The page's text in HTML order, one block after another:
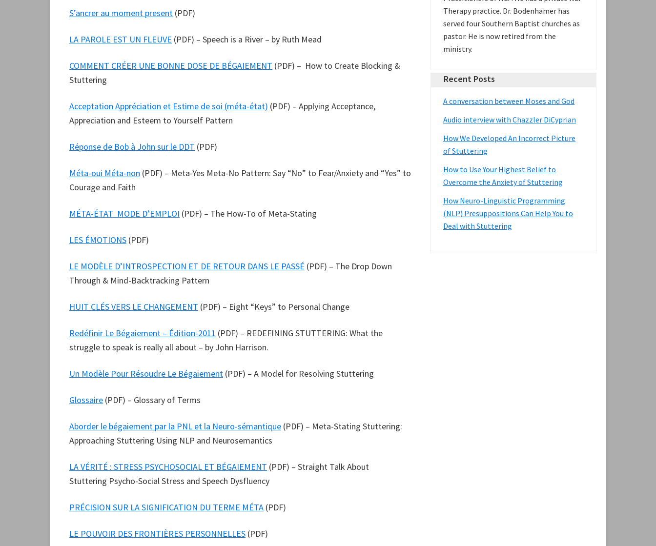
S’ancrer au moment present (PDF)
LA PAROLE EST UN FLEUVE (PDF) – Speech is a River – by Ruth Mead
COMMENT CRÉER UNE BONNE DOSE DE BÉGAIEMENT (PDF) – How to Create Blocking &
Stuttering
Acceptation Appréciation et Estime de soi (méta-état) (PDF) – Applying Acceptance,
Appreciation and Esteem to Yourself Pattern
Réponse de Bob à John sur le DDT (PDF)
Méta-oui Méta-non (PDF) – Meta-Yes Meta-No Pattern: Say “No” to Fear/Anxiety and “Yes” to
Courage and Faith
MÉTA-ÉTAT MODE D’EMPLOI (PDF) – The How-To of Meta-Stating
LES ÉMOTIONS (PDF)
LE MODÈLE D’INTROSPECTION ET DE RETOUR DANS LE PASSÉ (PDF) – The Drop Down
Through & Mind-Backtracking Pattern
HUIT CLÉS VERS LE CHANGEMENT (PDF) – Eight “Keys” to Personal Change
Redéfinir Le Bégaiement – Édition-2011 (PDF) – REDEFINING STUTTERING: What the
struggle to speak is really all about – by John Harrison.
Un Modèle Pour Résoudre Le Bégaiement (PDF) – A Model for Resolving Stuttering
Glossaire (PDF) – Glossary of Terms
Aborder le bégaiement par la PNL et la Neuro-sémantique (PDF) – Meta-Stating Stuttering:
Approaching Stuttering Using NLP and Neurosemantics
LA VÉRITÉ : STRESS PSYCHOSOCIAL ET BÉGAIEMENT (PDF) – Straight Talk About
Stuttering Psycho-Social Stress and Speech Dysfluency
PRÉCISION SUR LA SIGNIFICATION DU TERME MÉTA (PDF)
LE POUVOIR DES FRONTIÈRES PERSONNELLES (PDF)
Therapy practice. Dr. Bodenhamer has
served four Southern Baptist churches as
pastor. He is now retired from the
ministry.
Recent Posts
A conversation between Moses and God
Audio interview with Chazzler DiCyprian
How We Developed An Incorrect Picture
of Stuttering
How to Use Your Highest Belief to
Overcome the Anxiety of Stuttering
How Neuro-Linguistic Programming
(NLP) Presuppositions Can Help You to
Deal with Stuttering